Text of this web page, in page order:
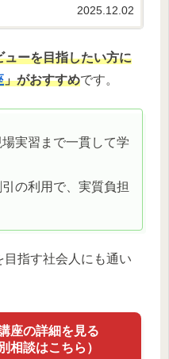
ば、60〜70万円台の講座が実質26〜
2025.12.02
ューを目指したい方に
」がおすすめです。
実習まで一貫して学
の利用で、実質負担
指す社会人にも通い
座の詳細を見る
相談はこちら）